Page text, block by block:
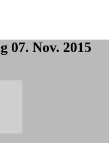
07. Nov. 2015